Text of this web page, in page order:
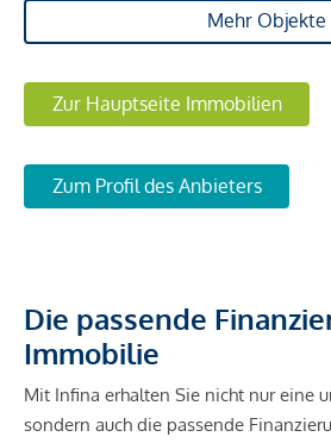
Mehr Objekte
Zur Hauptseite Immobilien
Zum Profil des Anbieters
Die passende
Immobilie
Mit Infina erhalten Sie nicht nur eine
sondern auch die passende